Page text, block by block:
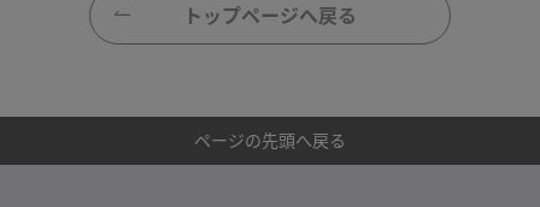
トップページへ戻る
ページの先頭へ戻る